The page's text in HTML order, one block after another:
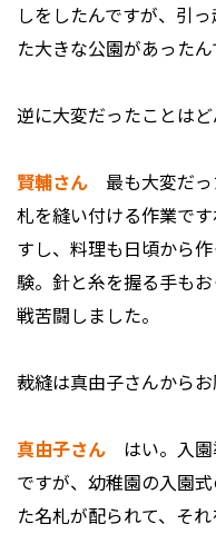
しをしたんですが、引
た大きな公園があったん
――逆に大変だったことは
賢輔さん 最も大変だ
札を縫い付ける作業で
すし、料理も日頃から
験。針と糸を握る手も
戦苦闘しました。
――裁縫は真由子さんから
真由子さん はい。入園
ですが、幼稚園の入園
た名札が配られて、そ